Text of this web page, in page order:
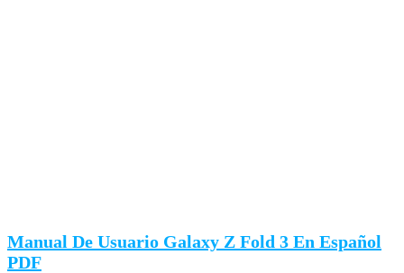
Manual De Usuario Galaxy Z Fold 3 En Español
PDF